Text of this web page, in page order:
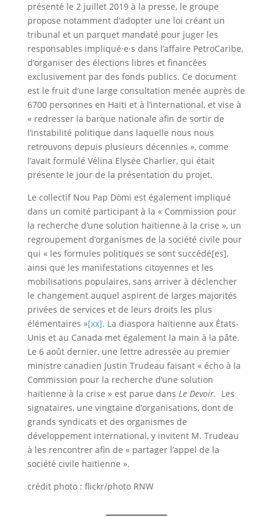
présenté le 2 juillet 2019 à la presse, le groupe
propose notamment d’adopter une loi créant un
tribunal et un parquet mandaté pour juger les
responsables impliqué·e·s dans l’affaire PetroCaribe,
d’organiser des élections libres et financées
exclusivement par des fonds publics. Ce document
est le fruit d’une large consultation menée auprès de
6700 personnes en Haïti et à l’international, et vise à
« redresser la barque nationale afin de sortir de
l’instabilité politique dans laquelle nous nous
retrouvons depuis plusieurs décennies », comme
l’avait formulé Vélina Elysée Charlier, qui était
présente le jour de la présentation du projet.
Le collectif Nou Pap Dòmi est également impliqué
dans un comité participant à la « Commission pour
la recherche d’une solution haïtienne à la crise », un
regroupement d’organismes de la société civile pour
qui « les formules politiques se sont succédé[es],
ainsi que les manifestations citoyennes et les
mobilisations populaires, sans arriver à déclencher
le changement auquel aspirent de larges majorités
privées de services et de leurs droits les plus
élémentaires »[xx]. La diaspora haïtienne aux États-
Unis et au Canada met également la main à la pâte.
Le 6 août dernier, une lettre adressée au premier
ministre canadien Justin Trudeau faisant « écho à la
Commission pour la recherche d’une solution
haïtienne à la crise » est parue dans Le Devoir. Les
signataires, une vingtaine d’organisations, dont de
grands syndicats et des organismes de
développement international, y invitent M. Trudeau
à les rencontrer afin de « partager l’appel de la
société civile haïtienne ».
crédit photo : flickr/photo RNW